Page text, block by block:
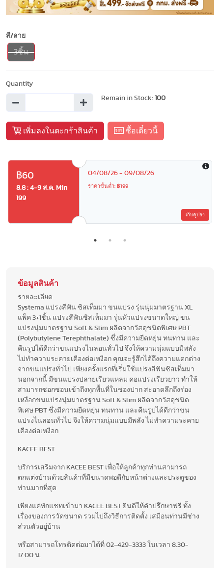
สี/ลาย
3ชิ้น
Quantity
Remain in Stock: 100
เพิ่มลงในตะกร้าสินค้า ซื้อเดี๋ยวนี้
฿60
8.8 : 4-9 ส.ค. Min
199
04/08/26 - 09/08/26
ราคาขั้นต่ำ: ฿199
เก็บคูปอง
ข้อมูลสินค้า
รายละเอียด
Systema แปรงสีฟัน ซิสเท็มมา ขนแปรง รุ่นนุ่มมาตรฐาน XL
แพ็ค 3+1ชิ้น แปรงสีฟันซิสเท็มมา รุ่นหัวแปรงขนาดใหญ่ ขน
แปรงนุ่มมาตรฐาน Soft & Slim ผลิตจากวัสดุชนิดพิเศษ PBT
(Polybutylene Terephthalate) ซึ่งมีความยืดหยุ่น ทนทาน และ
คืนรูปได้ดีกว่าขนแปรงไนลอนทั่วไป จึงให้ความนุ่มแบบมีพลัง
ไม่ทำความระคายเคืองต่อเหงือก คุณจะรู้สึกได้ถึงความแตกต่าง
จากขนแปรงทั่วไป เพียงครั้งแรกที่เริ่มใช้แปรงสีฟันซิสเท็มมา
นอกจากนี้ มีขนแปรงปลายเรียวแหลม คอแปรงเรียวยาว ทำให้
สามารถซอกซอนเข้าถึงทุกพื้นที่ในช่องปาก สะอาดลึกถึงร่อง
เหงือกขนแปรงนุ่มมาตรฐาน Soft & Slim ผลิตจากวัสดุชนิด
พิเศษ PBT ซึ่งมีความยืดหยุ่น ทนทาน และคืนรูปได้ดีกว่าขน
แปรงไนลอนทั่วไป จึงให้ความนุ่มแบบมีพลัง ไม่ทำความระคาย
เคืองต่อเหงือก
KACEE BEST
บริการเสริมจาก KACEE BEST เพื่อให้ลูกค้าทุกท่านสามารถ
ตกแต่งบ้านด้วยสินค้าที่มีขนาดพอดีกับหน้าต่างและประตูของ
ท่านมากที่สุด
เพียงแค่ทักแชทเข้ามา KACEE BEST ยินดีให้คำปรึกษาฟรี ทั้ง
เรื่องของการวัดขนาด รวมไปถึงวิธีการติดตั้ง เสมือนท่านมีช่าง
ส่วนตัวอยู่บ้าน
หรือสามารถโทรติดต่อมาได้ที่ 02-429-3333 ในเวลา 8.30-
17.00 น.